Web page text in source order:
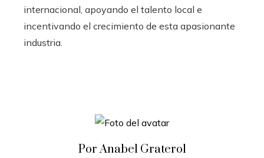
internacional, apoyando el talento local e
incentivando el crecimiento de esta apasionante
industria.
Por Anabel Graterol